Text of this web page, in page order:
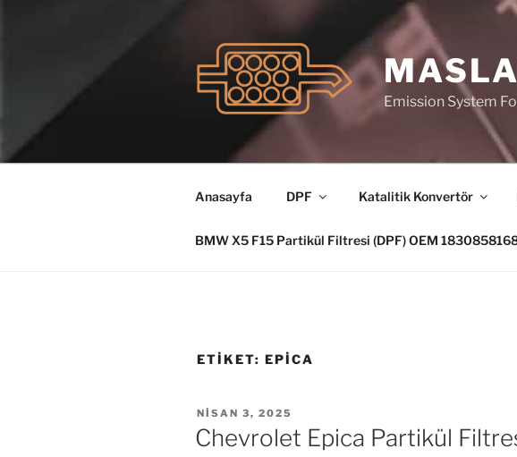
Emission System
Anasayfa DPF Katalitik Konvertör
BMW X5 F15 Partikül Filtresi (DPF) OEM
ETIKET: EPICA
YAYIM
TARIHI
NISAN 3, 2025
Chevrolet Epica Partikül